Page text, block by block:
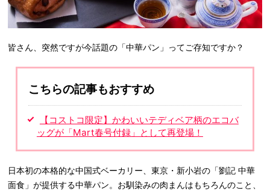
皆さん、突然ですが今話題の「中華パン」ってご存知ですか？
こちらの記事もおすすめ
【コストコ限定】かわいいテディベア柄のエコバ
ッグが「Mart春号付録」として再登場！
日本初の本格的な中国式ベーカリー、東京・新小岩の「劉記 中華
面食」が提供する中華パン。お馴染みの肉まんはもちろんのこと、